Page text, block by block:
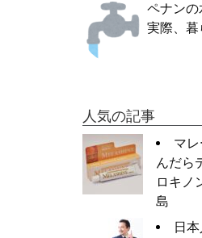
ペナンの
実際、暮
人気の記事
マ
んだら
ロキノ
島
日